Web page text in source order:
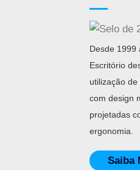
Desde 1999
Escritório
utilização
com design
projetadas
ergonomia.
Saiba